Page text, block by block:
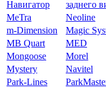
Навигатор
заднего
MeTra
Neoline
m-Dimension
Magic
MB Quart
MED
Mongoose
Morel
Mystery
Navitel
Park-Lines